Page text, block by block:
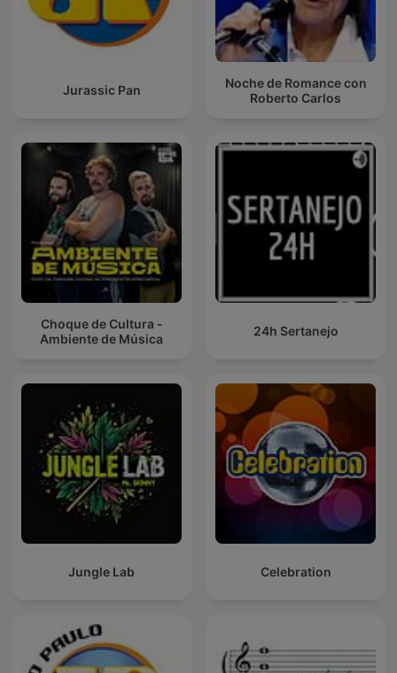
Jurassic Pan
Noche de Romance con
Roberto Carlos
Choque de Cultura -
Ambiente de Música
24h Sertanejo
Jungle Lab Celebration